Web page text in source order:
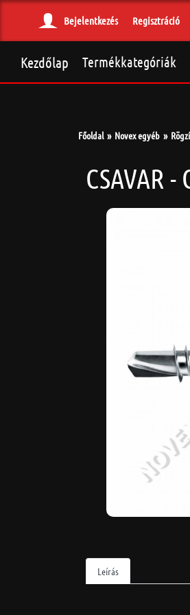
Bejelentkezés Regisztráció
Termékkategóriák
Kezdőlap
Főoldal Novex egyéb
CSAVAR
Leírás